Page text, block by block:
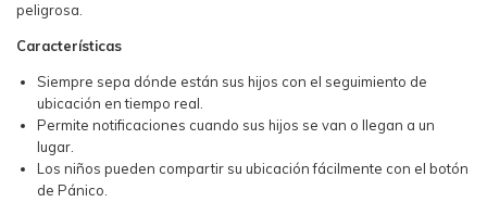
peligrosa.
Características
Siempre sepa dónde están sus hijos con el seguimiento de
ubicación en tiempo real.
Permite notificaciones cuando sus hijos se van o llegan a un
lugar.
Los niños pueden compartir su ubicación fácilmente con el botón
de Pánico.